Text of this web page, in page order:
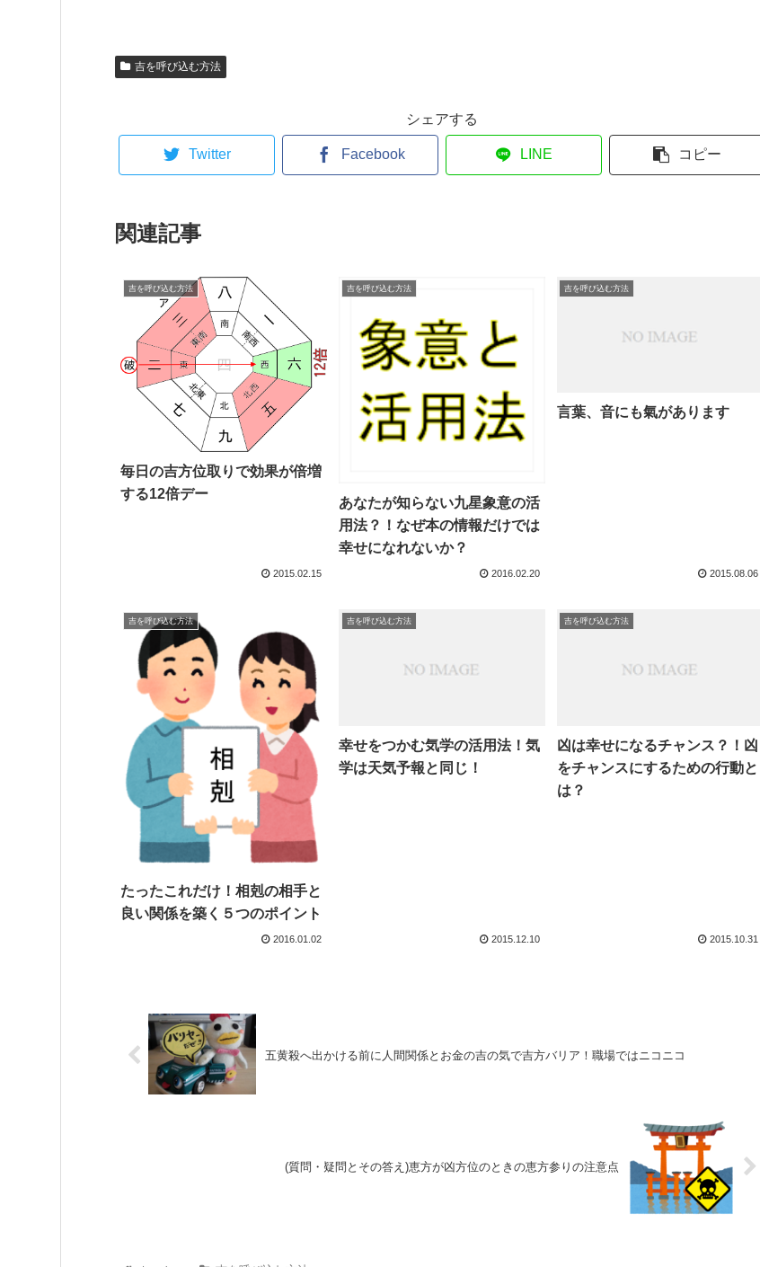
吉を呼び込む方法
シェアする
Twitter Facebook LINE コピー
関連記事
吉を呼び込む方法
毎日の吉方位取りで効果が倍増
する12倍デー
2015.02.15
吉を呼び込む方法
あなたが知らない九星象意の活
用法？！なぜ本の情報だけでは
幸せになれないか？
2016.02.20
吉を呼び込む方法
言葉、音にも氣があります
2015.08.06
吉を呼び込む方法
たったこれだけ！相剋の相手と
良い関係を築く５つのポイント
2016.01.02
吉を呼び込む方法
幸せをつかむ気学の活用法！気
学は天気予報と同じ！
2015.12.10
吉を呼び込む方法
凶は幸せになるチャンス？！凶
をチャンスにするための行動と
は？
2015.10.31
五黄殺へ出かける前に人間関係とお金の吉の気で吉方バリア！職場ではニコニコ
(質問・疑問とその答え)恵方が凶方位のときの恵方参りの注意点